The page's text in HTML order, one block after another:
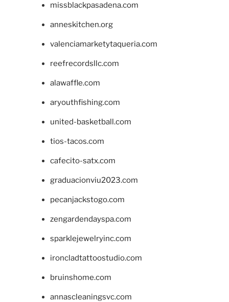
missblackpasadena.com
anneskitchen.org
valenciamarketytaqueria.com
reefrecordsllc.com
alawaffle.com
aryouthfishing.com
united-basketball.com
tios-tacos.com
cafecito-satx.com
graduacionviu2023.com
pecanjackstogo.com
zengardendayspa.com
sparklejewelryinc.com
ironcladtattoostudio.com
bruinshome.com
annascleaningsvc.com